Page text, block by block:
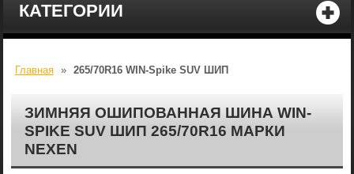
КАТЕГОРИИ
Главная » 265/70R16 WIN-Spike SUV ШИП
ЗИМНЯЯ ОШИПОВАННАЯ ШИНА WIN-
SPIKE SUV ШИП 265/70R16 МАРКИ
NEXEN